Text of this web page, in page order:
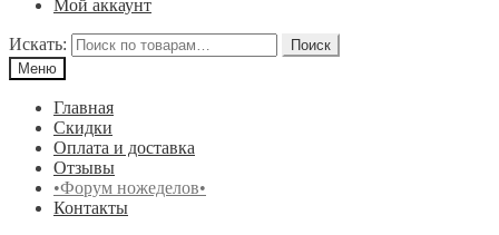
Мой аккаунт
Искать:
Поиск
Меню
Главная
Скидки
Оплата и доставка
Отзывы
•Форум ножеделов•
Контакты